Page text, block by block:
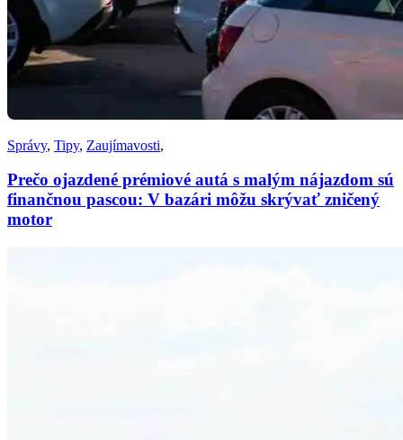
Správy, Tipy, Zaujímavosti,
Prečo ojazdené prémiové autá s malým nájazdom sú
finančnou pascou: V bazári môžu skrývať zničený
motor